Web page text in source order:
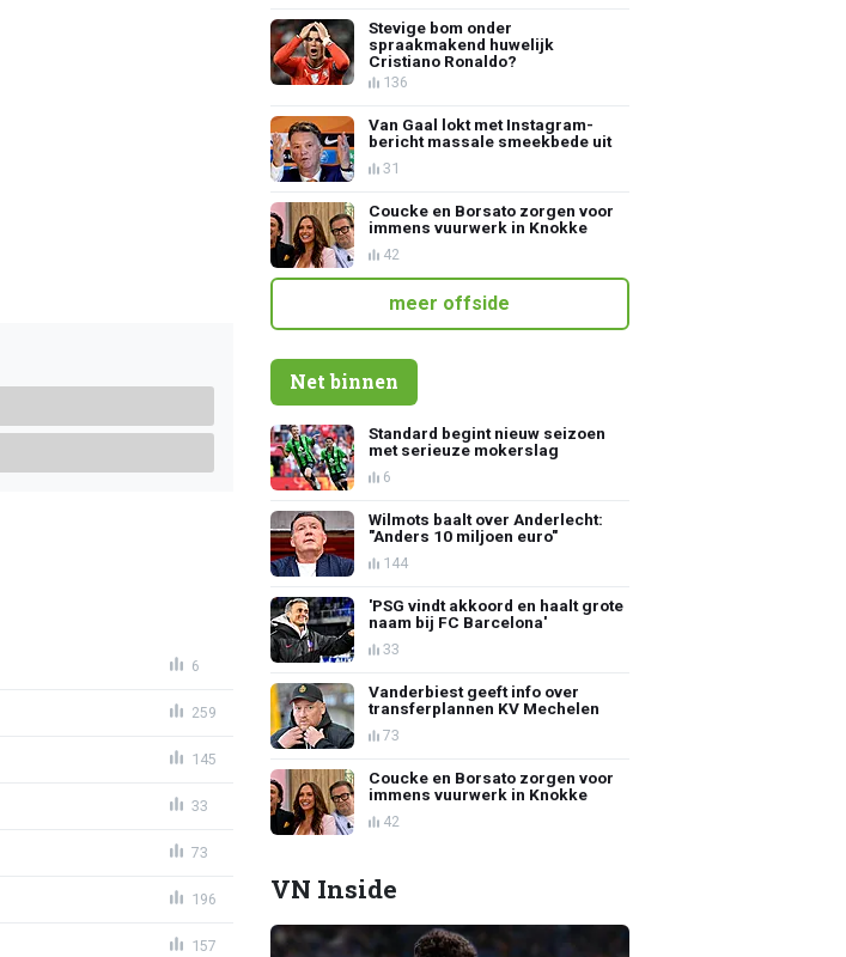
6
259
145
33
73
196
157
Stevige bom onder
spraakmakend huwelijk
Cristiano Ronaldo?
136
Van Gaal lokt met Instagram-
bericht massale smeekbede uit
31
Coucke en Borsato zorgen voor
immens vuurwerk in Knokke
42
meer offside
Net binnen
Standard begint nieuw seizoen
met serieuze mokerslag
6
Wilmots baalt over Anderlecht:
"Anders 10 miljoen euro"
144
'PSG vindt akkoord en haalt grote
naam bij FC Barcelona'
33
Vanderbiest geeft info over
transferplannen KV Mechelen
73
Coucke en Borsato zorgen voor
immens vuurwerk in Knokke
42
VN Inside